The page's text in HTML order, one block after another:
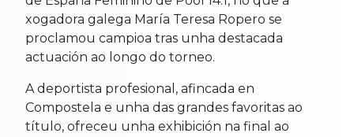
xogadora galega María Teresa Ropero se
proclamou campioa tras unha destacada
actuación ao longo do torneo.
A deportista profesional, afincada en
Compostela e unha das grandes favoritas ao
título, ofreceu unha exhibición na final ao